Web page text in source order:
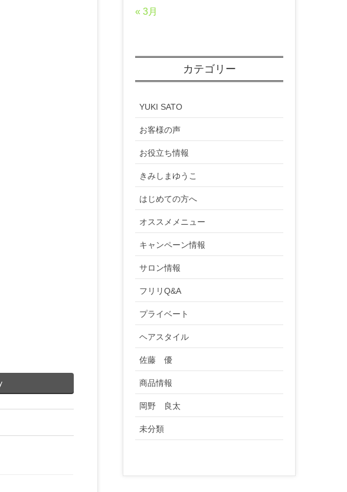
« 3月
カテゴリー
YUKI SATO
お客様の声
お役立ち情報
きみしまゆうこ
はじめての方へ
オススメメニュー
キャンペーン情報
サロン情報
フリリQ&A
プライベート
ヘアスタイル
佐藤 優
商品情報
岡野 良太
未分類